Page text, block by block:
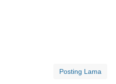
Posting Lama